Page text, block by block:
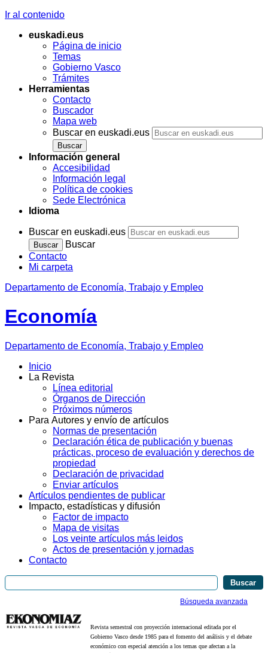
Ir al contenido
euskadi.eus
Página de inicio
Temas
Gobierno Vasco
Trámites
Herramientas
Contacto
Buscador
Mapa web
Buscar en euskadi.eus
Información general
Accesibilidad
Información legal
Política de cookies
Sede Electrónica
Idioma
Buscar en euskadi.eus
Buscar
Contacto
Mi carpeta
Departamento de Economía, Trabajo y Empleo
Economía
Departamento de Economía, Trabajo y Empleo
Inicio
La Revista
Línea editorial
Órganos de Dirección
Próximos números
Para Autores y envío de artículos
Normas de presentación
Declaración ética de publicación y buenas
prácticas, proceso de evaluación y derechos de
propiedad
Declaración de privacidad
Enviar artículos
Artículos pendientes de publicar
Impacto, estadísticas y difusión
Factor de impacto
Mapa de visitas
Los veinte artículos más leidos
Actos de presentación y jornadas
Contacto
Búsqueda avanzada
Revista semestral con proyección internacional editada por el
Gobierno Vasco desde 1985 para el fomento del análisis y el debate
económico con especial atención a los temas que afectan a la